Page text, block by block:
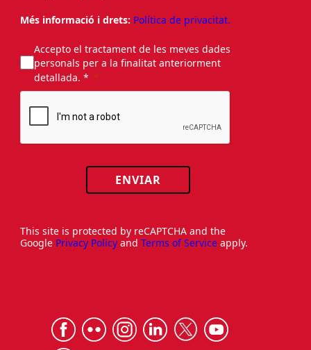
Més informació i drets: Política de privacitat.
Accepto el tractament de les meves dades
personals per a la finalitat anteriorment
detallada. *
ENVIAR
This site is protected by reCAPTCHA and the
Google Privacy Policy and Terms of Service apply.